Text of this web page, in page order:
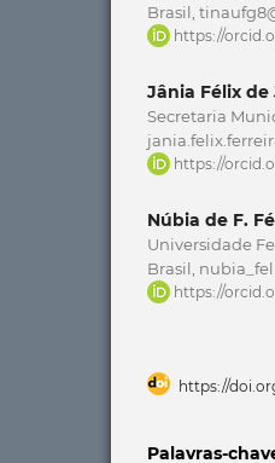
Brasil,
https://
Jânia Félix de
Secretaria
https://
Núbia de F.
Universidade
Brasil,
https://
https://
Palavras-